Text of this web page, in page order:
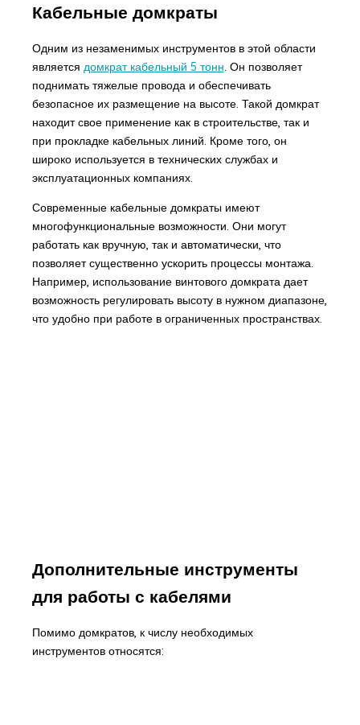
Кабельные домкраты
Одним из незаменимых инструментов в этой области
является домкрат кабельный 5 тонн. Он позволяет
поднимать тяжелые провода и обеспечивать
безопасное их размещение на высоте. Такой домкрат
находит свое применение как в строительстве, так и
при прокладке кабельных линий. Кроме того, он
широко используется в технических службах и
эксплуатационных компаниях.
Современные кабельные домкраты имеют
многофункциональные возможности. Они могут
работать как вручную, так и автоматически, что
позволяет существенно ускорить процессы монтажа.
Например, использование винтового домкрата дает
возможность регулировать высоту в нужном диапазоне,
что удобно при работе в ограниченных пространствах.
Дополнительные инструменты
для работы с кабелями
Помимо домкратов, к числу необходимых
инструментов относятся: